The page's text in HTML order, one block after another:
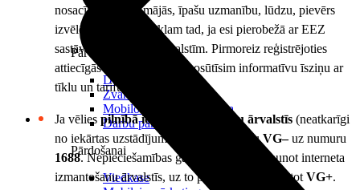
Pārvaldībai
Darbalaika uzskaite
Zvanu pārvaldnieks
Mobilo iekārtu pārvaldība
Darbu pārvaldnieks
Pārdošanai
Viedkase
nosacījumiem kā mājās, īpašu uzmanību, lūdzu, pievērs
izvēlētajam sakaru tīklam tad, ja esi pierobežā ar EEZ
sastāvā neietilpstošām valstīm. Pirmoreiz reģistrējoties
attiecīgās valsts tīklā, mēs nosūtīsim informatīvu īsziņu ar
tīklu un tarifu informāciju.
Ja vēlies pilnībā ierobežot internetu ārvalstīs (neatkarīgi
no iekārtas uzstādījumiem), nosūti īsziņuVG–uz numuru
1688. Nepieciešamības gadījumā varēsi atjaunot interneta
izmantošanu ārvalstīs, uz to pašu numuru nosūtot VG+.